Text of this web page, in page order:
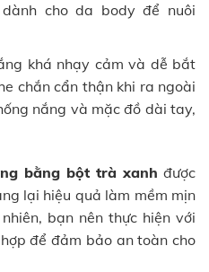
cho da body để nuôi
khá nhạy cảm và dễ bắt
chắn cẩn thận khi ra ngoài
nắng và mặc đồ dài tay,
bằng bột trà xanh được
lại hiệu quả làm mềm mịn
bạn nên thực hiện với
để đảm bảo an toàn cho